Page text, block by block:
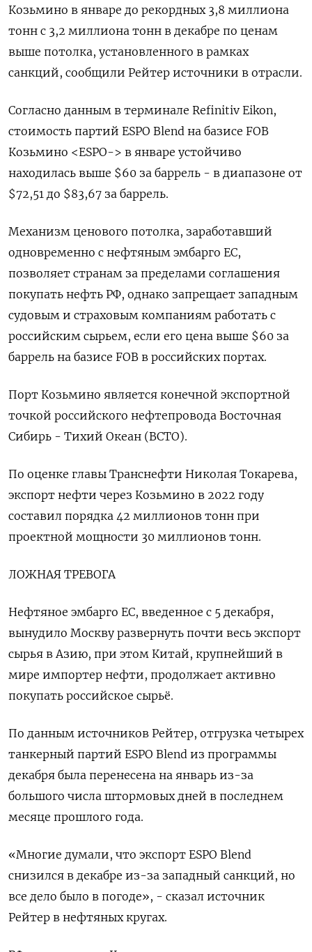
Подписывайтесь на The Moscow
Times в Telegram —
Козьмино в январе до рекордных 3,8 миллиона
тонн с 3,2 миллиона тонн в декабре по ценам
выше потолка, установленного в рамках
санкций, сообщили Рейтер источники в отрасли.
Согласно данным в терминале Refinitiv Eikon,
стоимость партий ESPO Blend на базисе FOB
Козьмино <ESPO-> в январе устойчиво
находилась выше $60 за баррель - в диапазоне от
$72,51 до $83,67 за баррель.
Механизм ценового потолка, заработавший
одновременно с нефтяным эмбарго ЕС,
позволяет странам за пределами соглашения
покупать нефть РФ, однако запрещает западным
судовым и страховым компаниям работать с
российским сырьем, если его цена выше $60 за
баррель на базисе FOB в российских портах.
Порт Козьмино является конечной экспортной
точкой российского нефтепровода Восточная
Сибирь - Тихий Океан (ВСТО).
По оценке главы Транснефти Николая Токарева,
экспорт нефти через Козьмино в 2022 году
составил порядка 42 миллионов тонн при
проектной мощности 30 миллионов тонн.
ЛОЖНАЯ ТРЕВОГА
Нефтяное эмбарго ЕС, введенное с 5 декабря,
вынудило Москву развернуть почти весь экспорт
сырья в Азию, при этом Китай, крупнейший в
мире импортер нефти, продолжает активно
покупать российское сырьё.
По данным источников Рейтер, отгрузка четырех
танкерный партий ESPO Blend из программы
декабря была перенесена на январь из-за
большого числа штормовых дней в последнем
месяце прошлого года.
«Многие думали, что экспорт ESPO Blend
снизился в декабре из-за западный санкций, но
все дело было в погоде», - сказал источник
Рейтер в нефтяных кругах.